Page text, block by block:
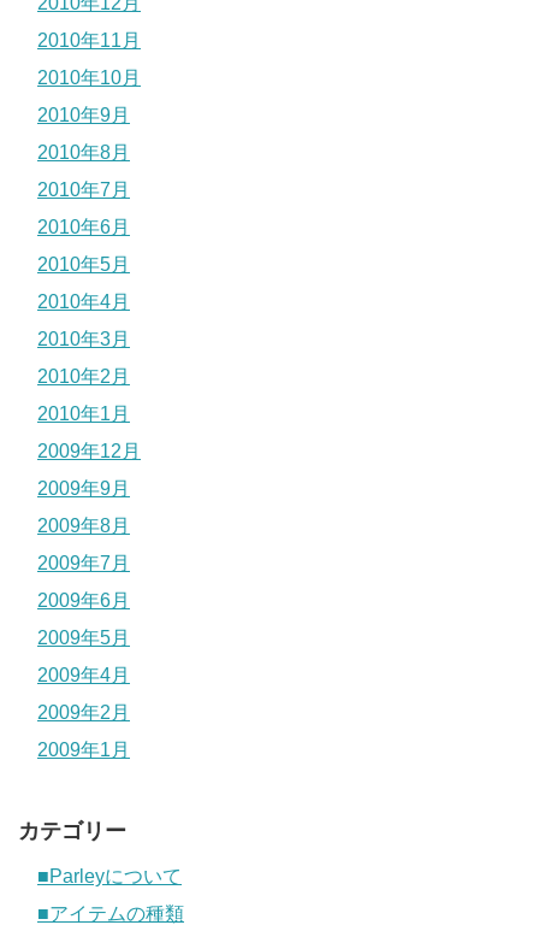
2010年11月
2010年10月
2010年9月
2010年8月
2010年7月
2010年6月
2010年5月
2010年4月
2010年3月
2010年2月
2010年1月
2009年12月
2009年9月
2009年8月
2009年7月
2009年6月
2009年5月
2009年4月
2009年2月
2009年1月
カテゴリー
■Parleyについて
■アイテムの種類